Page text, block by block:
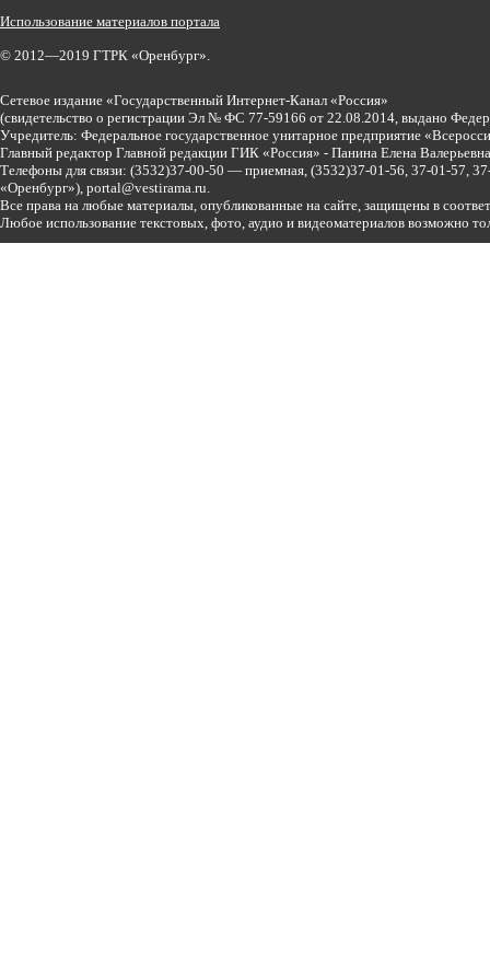
Использование материалов портала
© 2012—2019 ГТРК «Оренбург».
Сетевое издание «Государственный Интернет-Канал «Россия»
(свидетельство о регистрации Эл № ФС 77-59166 от 22.08.2014, выдано
Учредитель: Федеральное государственное унитарное предприятие
Главный редактор Главной редакции ГИК «Россия» - Панина Елена
Телефоны для связи: (3532)37-00-50 — приемная, (3532)37-01-56, 37-01-57,
«Оренбург»), portal@vestirama.ru.
Все права на любые материалы, опубликованные на сайте, защищены в
Любое использование текстовых, фото, аудио и видеоматериалов возможно